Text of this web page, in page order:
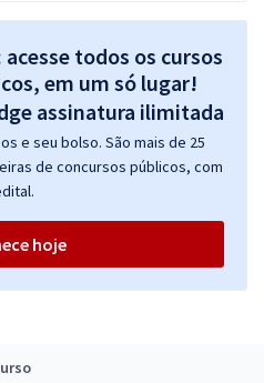
todos os cursos
em um só lugar!
e seu bolso. São mais de 25
de concursos públicos, com
hoje